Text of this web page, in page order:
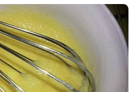
1391.9 мг
2571.2 мг
Отправляя эту форму, вы
Политикой конфиденциальности
персональных данныхи